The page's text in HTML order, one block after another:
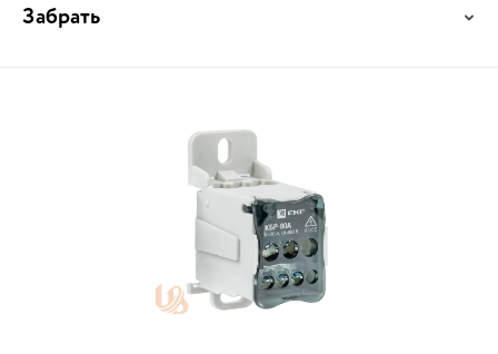
Забрать